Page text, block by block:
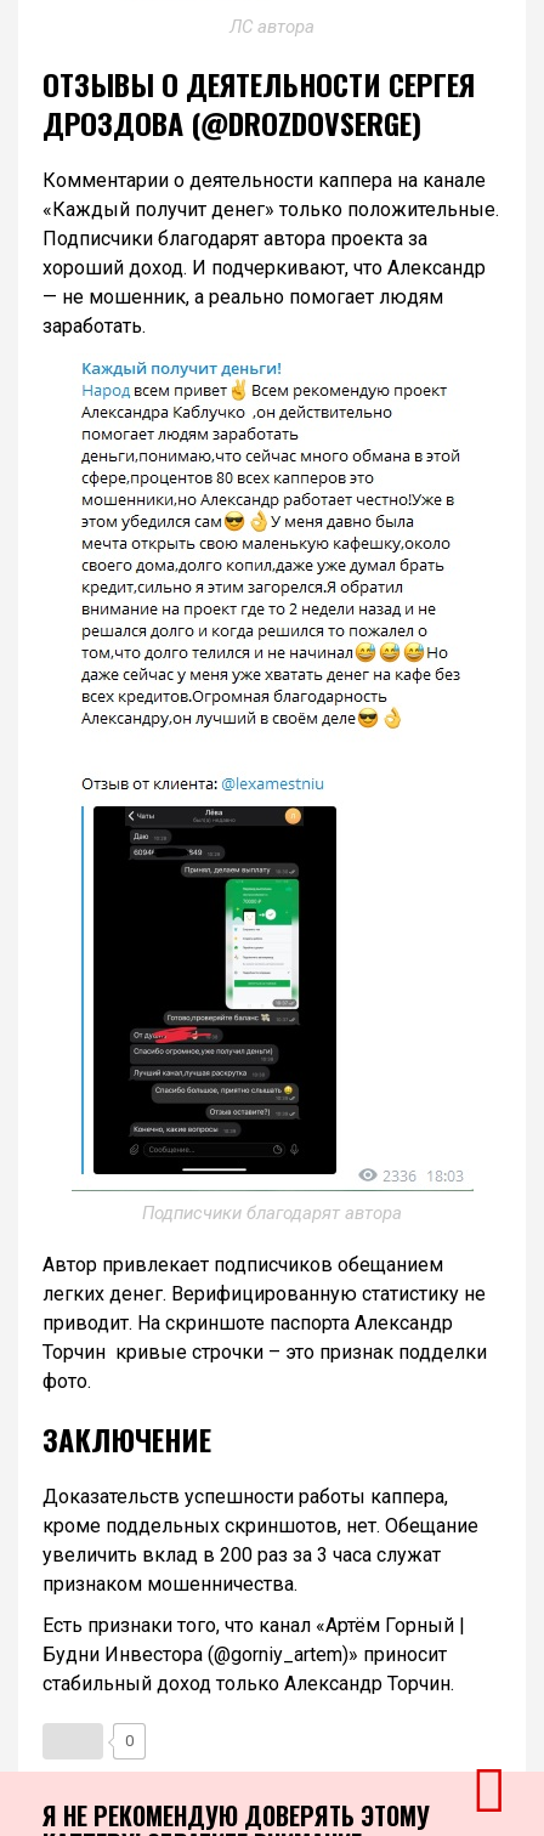
ЛС автора
ОТЗЫВЫ О ДЕЯТЕЛЬНОСТИ СЕРГЕЯ
ДРОЗДОВА (@DROZDOVSERGE)
Комментарии о деятельности каппера на канале
«Каждый получит денег» только положительные.
Подписчики благодарят автора проекта за
хороший доход. И подчеркивают, что Александр
— не мошенник, а реально помогает людям
заработать.
Подписчики благодарят автора
Автор привлекает подписчиков обещанием
легких денег. Верифицированную статистику не
приводит. На скриншоте паспорта Александр
Торчин кривые строчки – это признак подделки
фото.
ЗАКЛЮЧЕНИЕ
Доказательств успешности работы каппера,
кроме поддельных скриншотов, нет. Обещание
увеличить вклад в 200 раз за 3 часа служат
признаком мошенничества.
Есть признаки того, что канал «Артём Горный |
Будни Инвестора (@gorniy_artem)» приносит
стабильный доход только Александр Торчин.
0
Я НЕ РЕКОМЕНДУЮ ДОВЕРЯТЬ ЭТОМУ